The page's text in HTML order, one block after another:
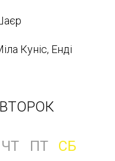
Куніс, Енді
ЧТ ПТ
СБ